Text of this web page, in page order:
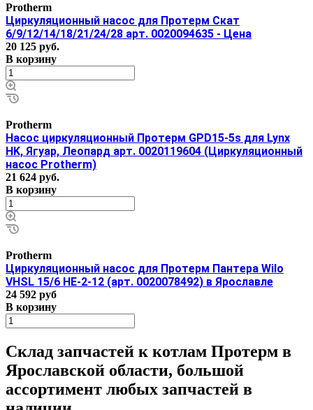
Protherm
Циркуляционный насос для Протерм Скат
6/9/12/14/18/21/24/28 арт. 0020094635 - Цена
20 125 руб.
В корзину
Protherm
Насос циркуляционный Протерм GPD15-5s для Lynx
HK, Ягуар, Леопард арт. 0020119604 (Циркуляционный
насос Protherm)
21 624 руб.
В корзину
Protherm
Циркуляционный насос для Протерм Пантера Wilo
VHSL 15/6 HE-2-12 (арт. 0020078492) в Ярославле
24 592 руб
В корзину
Склад запчастей к котлам Протерм в
Ярославской области, большой
ассортимент любых запчастей в